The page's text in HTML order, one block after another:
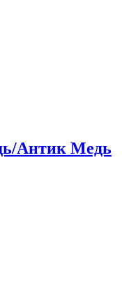
Антик Медь